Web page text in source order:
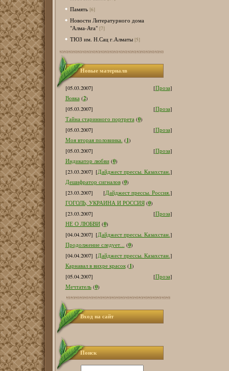
Память [6]
Новости Литературного дома
"Алма-Ата" [7]
ТЮЗ им. Н.Сац г.Алматы [5]
Новые материалв
[05.03.2007] [Проза]
Вовка (2)
[05.03.2007]
[Проза]
Тайна старинного портрета (0)
[05.03.2007]
[Проза]
Моя вторая половинка. (1)
[05.03.2007]
[Проза]
Индикатор любви (0)
[23.03.2007] [Дайджест прессы. Казахстан.]
Дешифратор сигналов (0)
[23.03.2007]
[Дайджест прессы. Россия.]
ГОГОЛЬ, УКРАИНА И РОССИЯ (0)
[23.03.2007]
[Проза]
НЕ О ЛЮБВИ (0)
[04.04.2007] [Дайджест прессы. Казахстан.]
Продолжение следует... (0)
[04.04.2007] [Дайджест прессы. Казахстан.]
Карнавал в вихре красок (1)
[05.04.2007]
[Проза]
Мечтатель (0)
Вход на сайт
Поиск